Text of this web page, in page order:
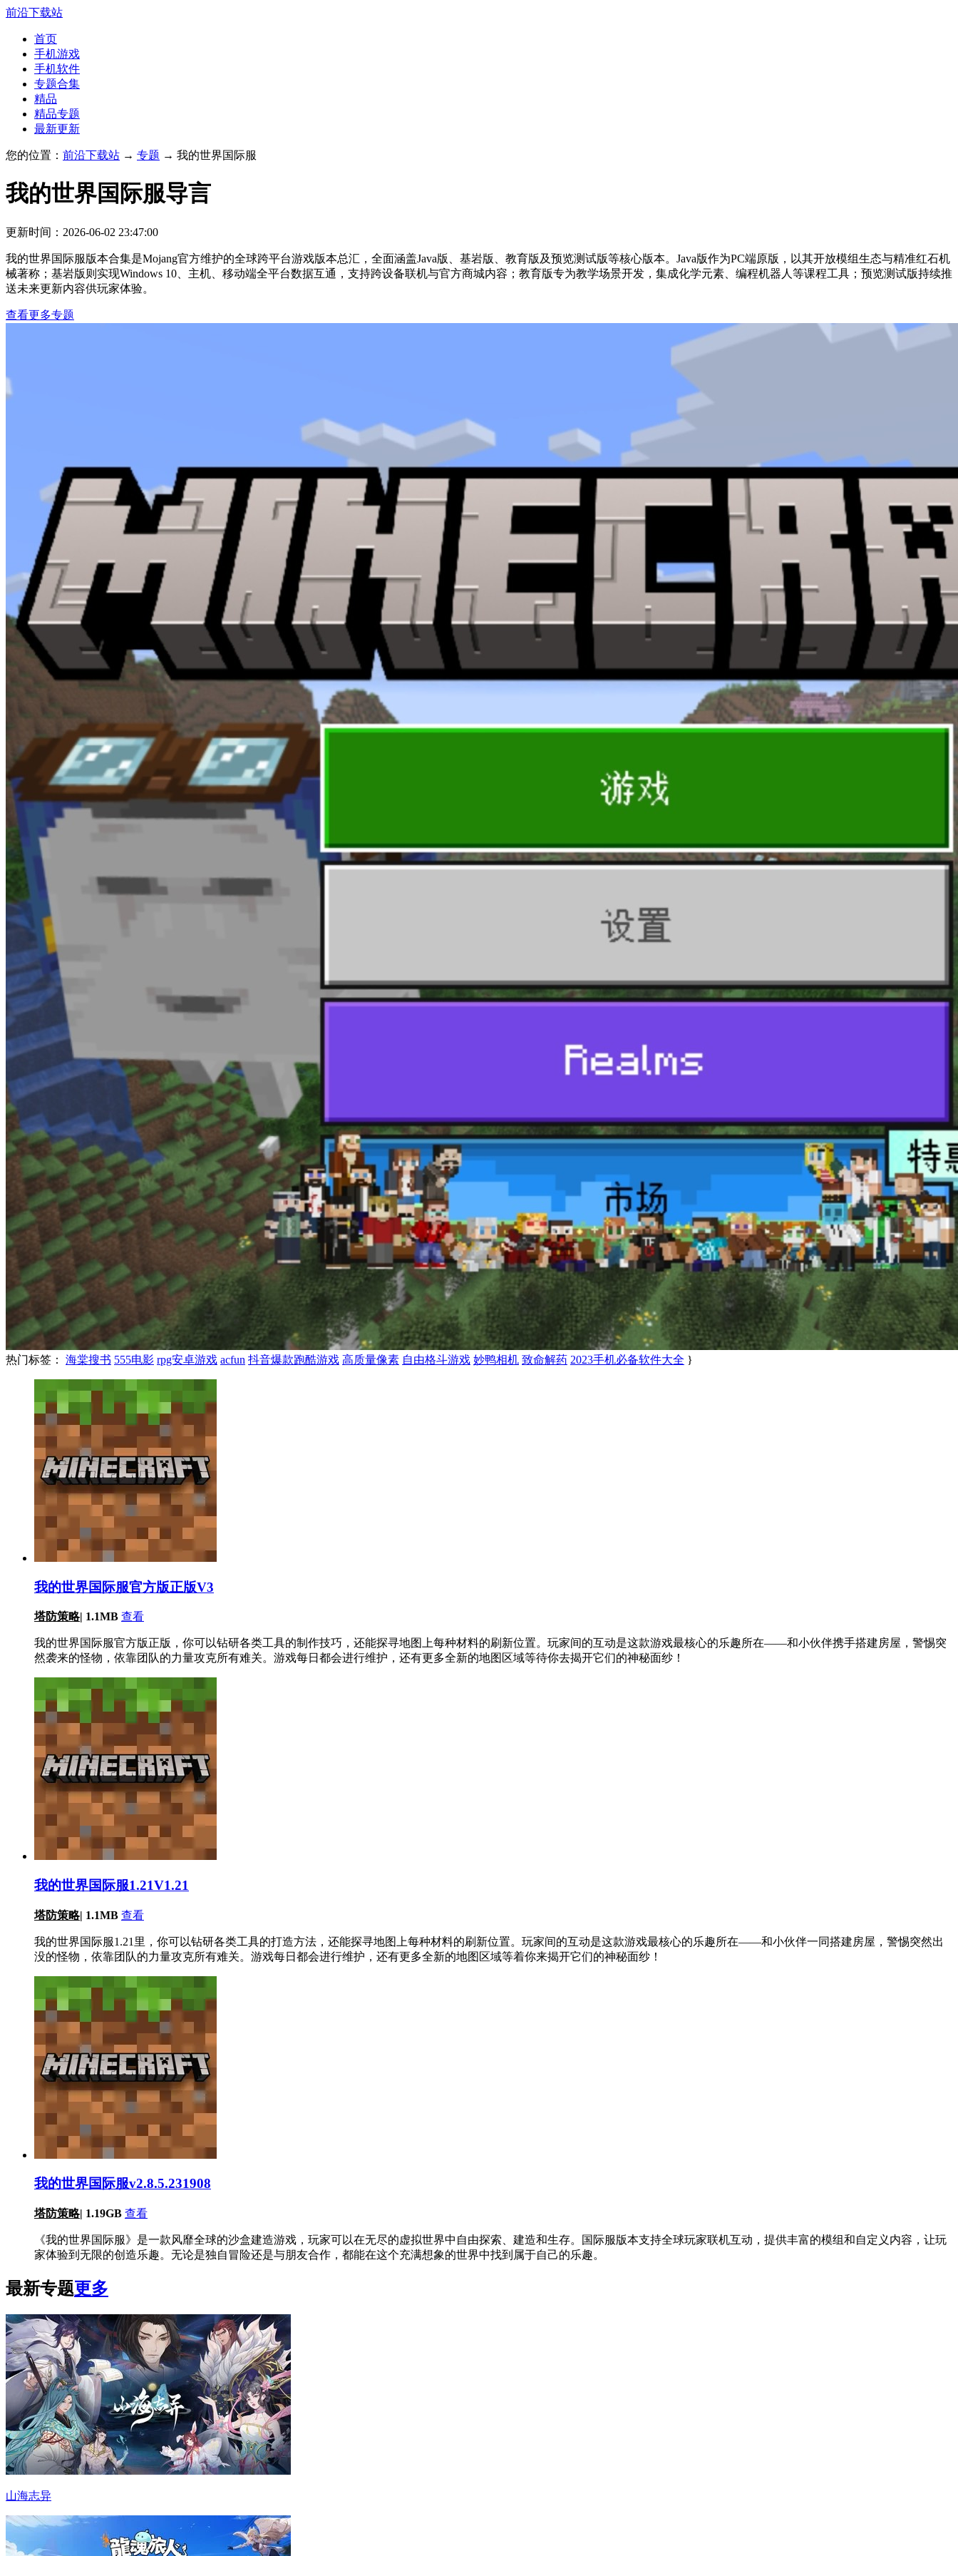
前沿下载站
首页
手机游戏
手机软件
专题合集
精品
精品专题
最新更新
您的位置： 前沿下载站 → 专题 → 我的世界国际服
我的世界国际服导言
更新时间：2026-06-02 23:47:00
我的世界国际服版本合集是Mojang官方维护的全球跨平台游戏版本总汇，全面涵盖Java版、基岩版、教育版及预览测试版等核心版本。Java版作为PC端原版，以其开放模组生态与精准红石机
械著称；基岩版则实现Windows 10、主机、移动端全平台数据互通，支持跨设备联机与官方商城内容；教育版专为教学场景开发，集成化学元素、编程机器人等课程工具；预览测试版持续推
送未来更新内容供玩家体验。
查看更多专题
热门标签： 海棠搜书 555电影 rpg安卓游戏 acfun 抖音爆款跑酷游戏 高质量像素 自由格斗游戏 妙鸭相机 致命解药 2023手机必备软件大全 }
我的世界国际服官方版正版V3
塔防策略| 1.1MB 查看
我的世界国际服官方版正版，你可以钻研各类工具的制作技巧，还能探寻地图上每种材料的刷新位置。玩家间的互动是这款游戏最核心的乐趣所在——和小伙伴携手搭建房屋，警惕突
然袭来的怪物，依靠团队的力量攻克所有难关。游戏每日都会进行维护，还有更多全新的地图区域等待你去揭开它们的神秘面纱！
我的世界国际服1.21V1.21
塔防策略| 1.1MB 查看
我的世界国际服1.21里，你可以钻研各类工具的打造方法，还能探寻地图上每种材料的刷新位置。玩家间的互动是这款游戏最核心的乐趣所在——和小伙伴一同搭建房屋，警惕突然出
没的怪物，依靠团队的力量攻克所有难关。游戏每日都会进行维护，还有更多全新的地图区域等着你来揭开它们的神秘面纱！
我的世界国际服v2.8.5.231908
塔防策略| 1.19GB 查看
《我的世界国际服》是一款风靡全球的沙盒建造游戏，玩家可以在无尽的虚拟世界中自由探索、建造和生存。国际服版本支持全球玩家联机互动，提供丰富的模组和自定义内容，让玩
家体验到无限的创造乐趣。无论是独自冒险还是与朋友合作，都能在这个充满想象的世界中找到属于自己的乐趣。
最新专题更多
山海志异